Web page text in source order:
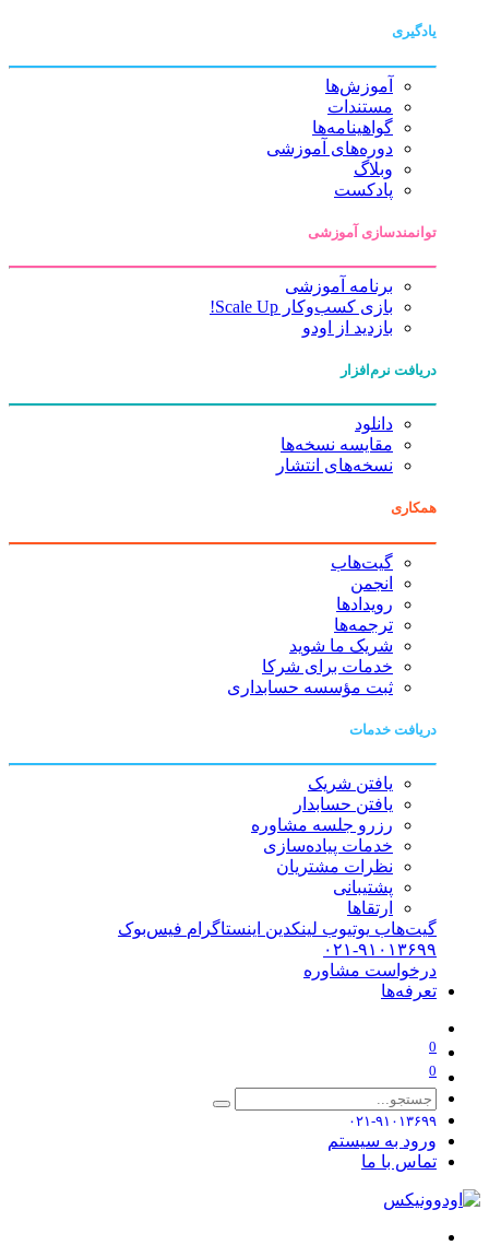
یادگیری
آموزش‌ها
مستندات
گواهینامه‌ها
دوره‌های آموزشی
وبلاگ
پادکست
توانمندسازی آموزشی
برنامه آموزشی
بازی کسب‌وکار Scale Up!
بازدید از اودو
دریافت نرم‌افزار
دانلود
مقایسه نسخه‌ها
نسخه‌های انتشار
همکاری
گیت‌هاب
انجمن
رویدادها
ترجمه‌ها
شریک ما شوید
خدمات برای شرکا
ثبت مؤسسه حسابداری
دریافت خدمات
یافتن شریک
یافتن حسابدار
رزرو جلسه مشاوره
خدمات پیاده‌سازی
نظرات مشتریان
پشتیبانی
ارتقاها
گیت‌هاب یوتیوب لینکدین اینستاگرام فیس‌بوک
۰۲۱-۹۱۰۱۳۶۹۹
درخواست مشاوره
تعرفه‌ها
0
0
۰۲۱-۹۱۰۱۳۶۹۹
ورود به سیستم
تماس با ما